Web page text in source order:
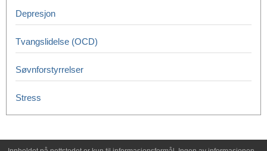
Depresjon
Tvangslidelse (OCD)
Søvnforstyrrelser
Stress